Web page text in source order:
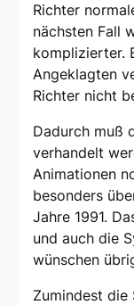
Richter
nächsten Fall
komplizierter.
Angeklagten
Richter nicht
Dadurch muß
verhandelt
Animationen
besonders
Jahre 1991.
und auch die
wünschen
Zumindest